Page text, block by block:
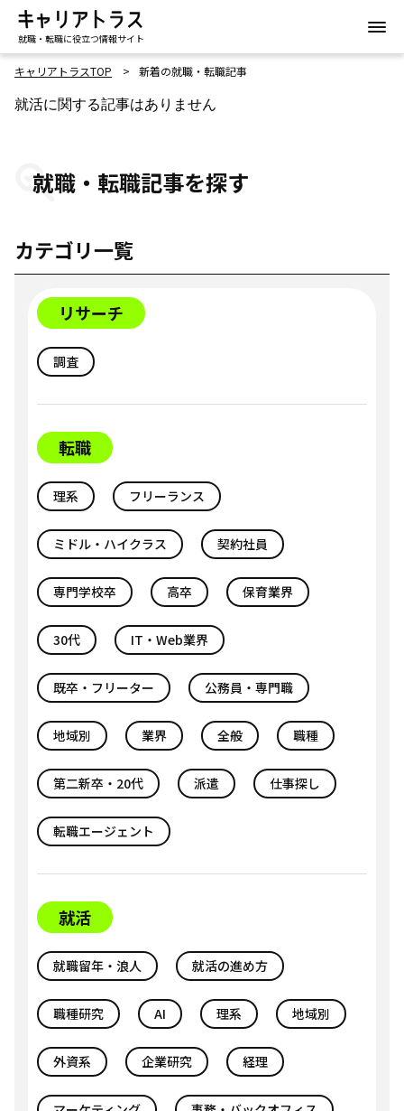
就職・転職に役立つ情報サイト
キャリアトラスTOP 新着の就職・転職記事
就活に関する記事はありません
就職・転職記事を探す
カテゴリ一覧
リサーチ
調査
転職
理系 フリーランス
ミドル・ハイクラス 契約社員
専門学校卒 高卒 保育業界
30代 IT・Web業界
既卒・フリーター 公務員・専門職
地域別 業界 全般 職種
第二新卒・20代 派遣 仕事探し
転職エージェント
就活
就職留年・浪人 就活の進め方
職種研究 AI 理系 地域別
外資系 企業研究 経理